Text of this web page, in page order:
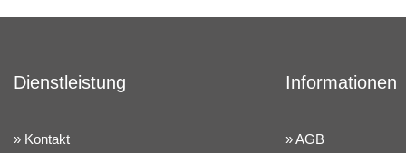
Dienstleistung
Kontakt
Informationen
AGB